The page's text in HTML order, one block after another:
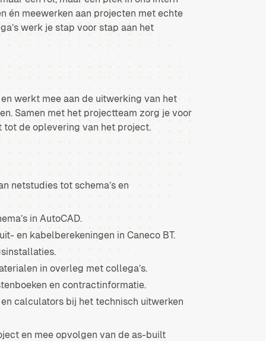
én meewerken aan projecten met echte
werk je stap voor stap aan het
werkt mee aan de uitwerking van het
Samen met het projectteam zorg je voor
tot de oplevering van het project.
netstudies tot schema’s en
in AutoCAD.
en kabelberekeningen in Caneco BT.
in overleg met collega’s.
en contractinformatie.
calculators bij het technisch uitwerken
en mee opvolgen van de as-built